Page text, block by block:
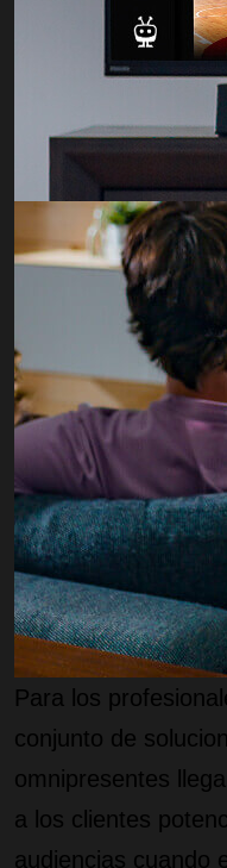
Para los
conjunto de
omnipresentes
a los clientes
audiencias cuando